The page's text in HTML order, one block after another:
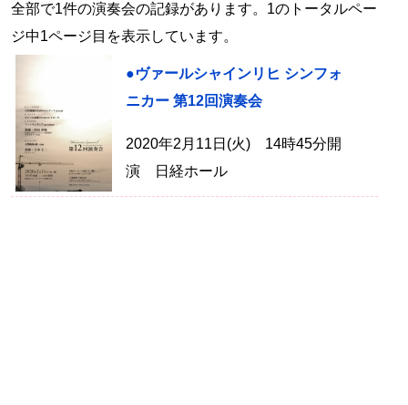
全部で1件の演奏会の記録があります。1のトータルペー
ジ中1ページ目を表示しています。
●ヴァールシャインリヒ シンフォ
ニカー 第12回演奏会
2020年2月11日(火) 14時45分開
演 日経ホール